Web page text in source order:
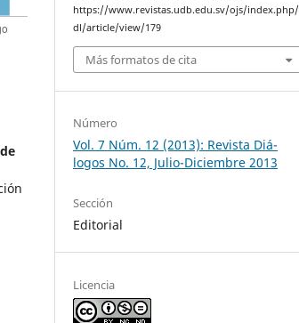
https://www.revistas.udb.edu.sv/ojs/index.php/
dl/article/view/179
Más formatos de cita
Número
Vol. 7 Núm. 12 (2013): Revista Diá-
logos No. 12, Julio-Diciembre 2013
Sección
Editorial
Licencia